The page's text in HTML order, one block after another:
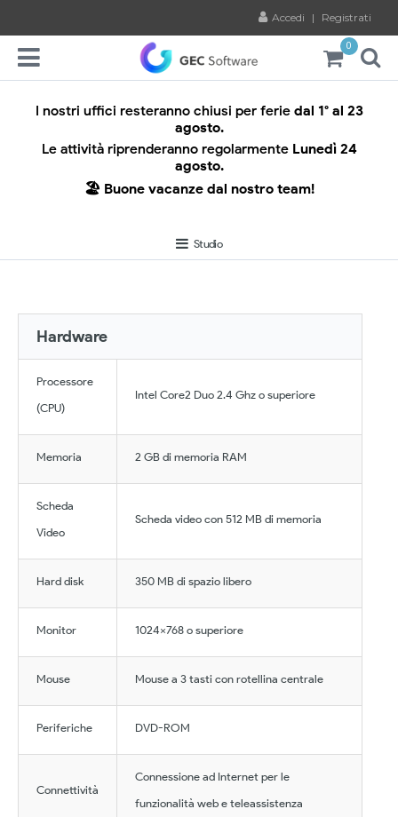
Accedi | Registrati
0
I nostri uffici resteranno chiusi per ferie dal 1° al 23
agosto.
Le attività riprenderanno regolarmente Lunedì 24
agosto.
🏖️ Buone vacanze dal nostro team!
Studio
Hardware
Processore
(CPU)
Intel Core2 Duo 2.4 Ghz o superiore
Memoria 2 GB di memoria RAM
Scheda
Video
Scheda video con 512 MB di memoria
Hard disk 350 MB di spazio libero
Monitor 1024×768 o superiore
Mouse Mouse a 3 tasti con rotellina centrale
Periferiche DVD-ROM
Connettività
Connessione ad Internet per le
funzionalità web e teleassistenza